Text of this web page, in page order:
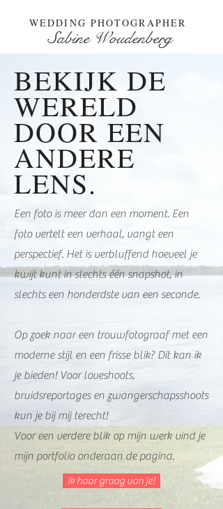
WEDDING PHOTOGRAPHER
Sabine Woudenberg
BEKIJK DE
WERELD
DOOR EEN
ANDERE
LENS.
Een foto is meer dan een moment. Een
foto vertelt een verhaal, vangt een
perspectief. Het is verbluffend hoeveel je
kwijt kunt in slechts één snapshot, in
slechts een honderdste van een seconde.
Op zoek naar een trouwfotograaf met een
moderne stijl en een frisse blik? Dit kan ik
je bieden! Voor loveshoots,
bruidsreportages en zwangerschapsshoots
kun je bij mij terecht!
Voor een verdere blik op mijn werk vind je
mijn portfolio onderaan de pagina.
Ik hoor graag van je!